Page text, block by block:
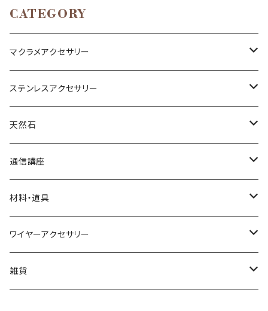
CATEGORY
マクラメアクセサリー
ネックレス
ブレスレット
リング
ピアス
小物
イヤリング
ステンレスアクセサリー
ネックレス
ピアス
天然石
丸玉
アベンチュリン
オニキス
カボション
アクアマリン
アゲート
ポイント
水晶
さざれ
通信講座
ブレスレット
リング
ネックレス
材料・道具
材料
道具
ワイヤーアクセサリー
ネックレス
雑貨